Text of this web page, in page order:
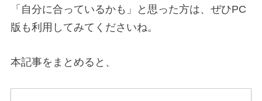
「自分に合っているかも」と思った方は、ぜひPC
版も利用してみてくださいね。
本記事をまとめると、